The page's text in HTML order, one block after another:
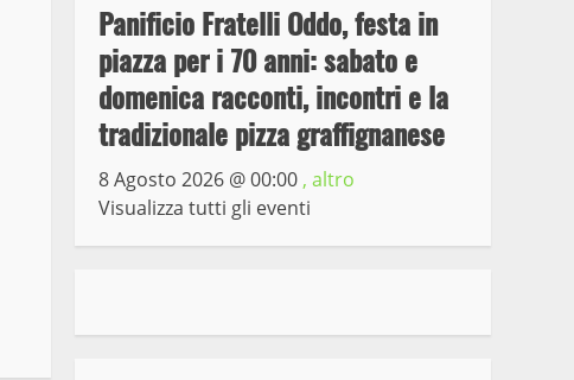
Panificio Fratelli Oddo, festa in
piazza per i 70 anni: sabato e
domenica racconti, incontri e la
tradizionale pizza graffignanese
8 Agosto 2026 @00:00 , altro
Visualizza tutti gli eventi
6
terminal Riello dal 15 al
17 giugno
15 Giugno 2023
7
Giochi Sportivi
Studenteschi di Atletica a
Viterbo
10 Maggio 2023
fini di spaccio di sostanze